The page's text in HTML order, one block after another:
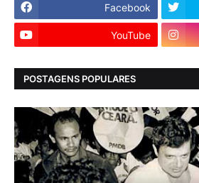
Facebook
YouTube
POSTAGENS POPULARES